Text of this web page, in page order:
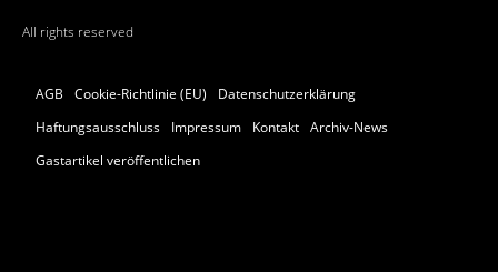
All rights reserved
AGB Cookie-Richtlinie (EU)
Datenschutzerklärung
Haftungsausschluss
Impressum Kontakt Archiv-News
Gastartikel veröffentlichen